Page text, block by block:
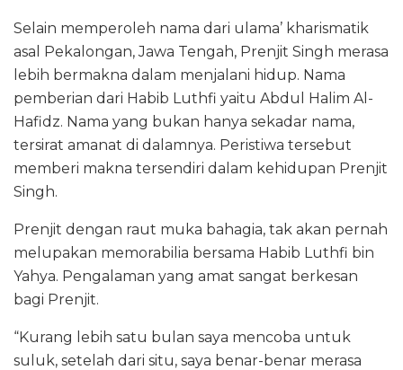
Selain memperoleh nama dari ulama’ kharismatik
asal Pekalongan, Jawa Tengah, Prenjit Singh merasa
lebih bermakna dalam menjalani hidup. Nama
pemberian dari Habib Luthfi yaitu Abdul Halim Al-
Hafidz. Nama yang bukan hanya sekadar nama,
tersirat amanat di dalamnya. Peristiwa tersebut
memberi makna tersendiri dalam kehidupan Prenjit
Singh.
Prenjit dengan raut muka bahagia, tak akan pernah
melupakan memorabilia bersama Habib Luthfi bin
Yahya. Pengalaman yang amat sangat berkesan
bagi Prenjit.
“Kurang lebih satu bulan saya mencoba untuk
suluk, setelah dari situ, saya benar-benar merasa